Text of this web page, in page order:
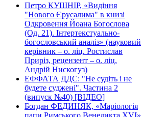
Петро КУШНІР, «Видіння
"Нового Єрусалима" в книзі
Одкровення Йоана Богослова
(Од. 21). Інтертекстуально-
богословський аналіз» (науковий
керівник – о. ліц. Ростислав
Приріз, рецензент – о. ліц.
Андрій Нискогуз)
ЕФФАТА ДДС: "Не судіть і не
будете суджені". Частина 2
(випуск №40) [ВІДЕО]
Богдан ФЕДИНЯК, «Маріологія
папи Римського Венедикта XVI»